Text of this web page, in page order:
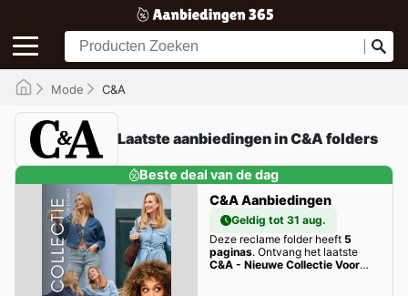
Mode C&A
Laatste aanbiedingen in C&A folders
Beste deal van de dag
C&A Aanbiedingen
Geldig tot 31 aug.
Deze reclame folder heeft 5
paginas. Ontvang het laatste
C&A - Nieuwe Collectie Voor